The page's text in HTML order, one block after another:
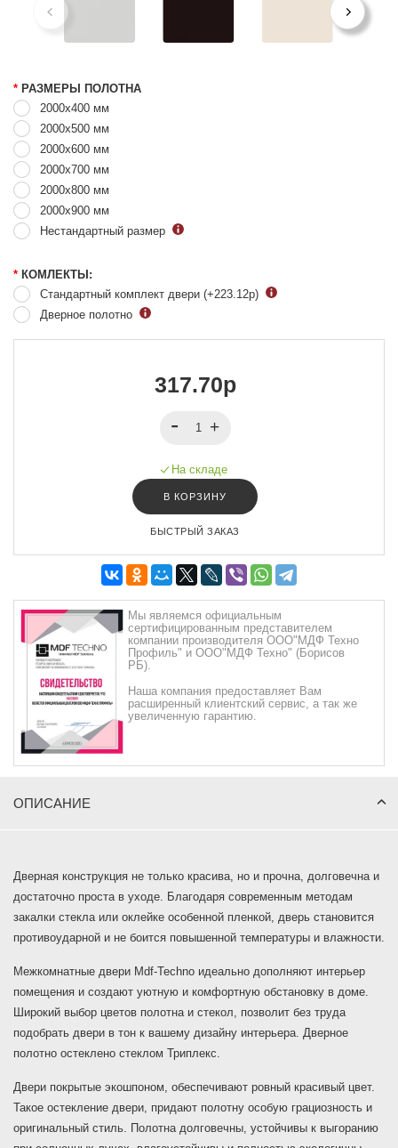
* РАЗМЕРЫ ПОЛОТНА
2000x400 мм
2000x500 мм
2000x600 мм
2000x700 мм
2000x800 мм
2000x900 мм
Нестандартный размер
* КОМЛЕКТЫ:
Стандартный комплект двери (+223.12р)
Дверное полотно
317.70р
На складе
В КОРЗИНУ
БЫСТРЫЙ ЗАКАЗ
Мы являемся официальным
сертифицированным представителем
компании производителя ООО"МДФ Техно
Профиль" и ООО"МДФ Техно" (Борисов
РБ).
Наша компания предоставляет Вам
расширенный клиентский сервис, а так же
увеличенную гарантию.
ОПИСАНИЕ
Дверная конструкция не только красива, но и прочна, долговечна и
достаточно проста в уходе. Благодаря современным методам
закалки стекла или оклейке особенной пленкой, дверь становится
противоударной и не боится повышенной температуры и влажности.
Межкомнатные двери Mdf-Techno идеально дополняют интерьер
помещения и создают уютную и комфортную обстановку в доме.
Широкий выбор цветов полотна и стекол, позволит без труда
подобрать двери в тон к вашему дизайну интерьера. Дверное
полотно остеклено стеклом Триплекс.
Двери покрытые экошпоном, обеспечивают ровный красивый цвет.
Такое остекление двери, придают полотну особую грациозность и
оригинальный стиль. Полотна долговечны, устойчивы к выгоранию